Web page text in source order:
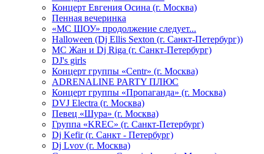
Концерт Евгения Осина (г. Москва)
Пенная вечеринка
«МС ШОУ» продолжение следует...
Halloween (Dj Ellis Sexton (г. Санкт-Петербург))
МС Жан и Dj Riga (г. Санкт-Петербург)
DJ's girls
Концерт группы «Centr» (г. Москва)
ADRENALINE PARTY ПЛЮС
Концерт группы «Пропаганда» (г. Москва)
DVJ Electra (г. Москва)
Певец «Шура» (г. Москва)
Группа «KREC» (г. Санкт-Петербург)
Dj Kefir (г. Санкт - Петербург)
Dj Lvov (г. Москва)